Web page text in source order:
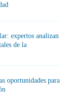
expertos analizan
de la
oportunidades para